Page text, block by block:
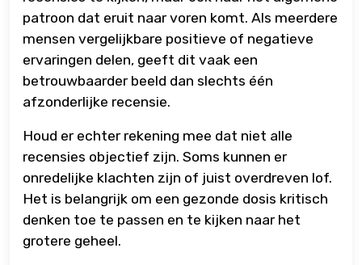
patroon dat eruit naar voren komt. Als meerdere
mensen vergelijkbare positieve of negatieve
ervaringen delen, geeft dit vaak een
betrouwbaarder beeld dan slechts één
afzonderlijke recensie.
Houd er echter rekening mee dat niet alle
recensies objectief zijn. Soms kunnen er
onredelijke klachten zijn of juist overdreven lof.
Het is belangrijk om een gezonde dosis kritisch
denken toe te passen en te kijken naar het
grotere geheel.